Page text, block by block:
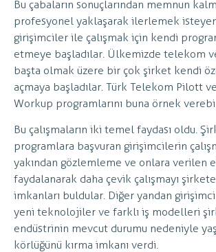
Bu çabaların sonuçlarından memnun
profesyonel yaklaşarak ilerlemek
girişimciler ile çalışmak için kendi
etmeye başladılar. Ülkemizde telekom
başta olmak üzere bir çok şirket kendi
açmaya başladılar. Türk Telekom Pilott
Workup programlarını buna örnek
Bu çalışmaların iki temel faydası oldu.
programlara başvuran girişimcilerin
yakından gözlemleme ve onlara verilen
faydalanarak daha çevik çalışmayı
imkanları buldular. Diğer yandan
yeni teknolojiler ve farklı iş modelleri
endüstrinin mevcut durumu nedeniyle
körlüğünü kırma imkanı verdi.